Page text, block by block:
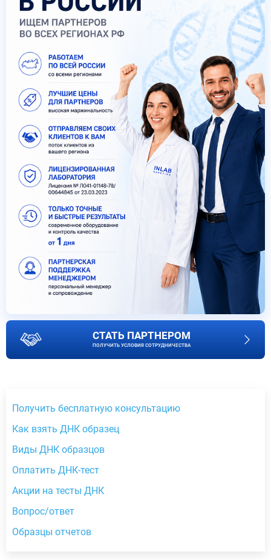
СТАТЬ ПАРТНЕРОМ
ПОЛУЧИТЬ УСЛОВИЯ СОТРУДНИЧЕСТВА
Получить бесплатную консультацию
Как взять ДНК образец
Виды ДНК образцов
Оплатить ДНК-тест
Акции на тесты ДНК
Вопрос/ответ
Образцы отчетов